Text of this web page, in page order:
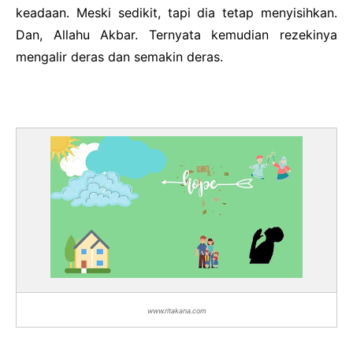
keadaan. Meski sedikit, tapi dia tetap menyisihkan.
Dan, Allahu Akbar. Ternyata kemudian rezekinya
mengalir deras dan semakin deras.
www.ritakana.com